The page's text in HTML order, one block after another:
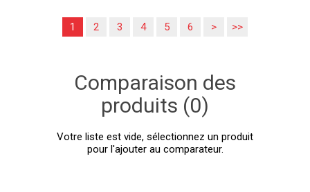
1 2 3 4 5 6 > >>
Comparaison des
produits (0)
Votre liste est vide, sélectionnez un produit
pour l'ajouter au comparateur.